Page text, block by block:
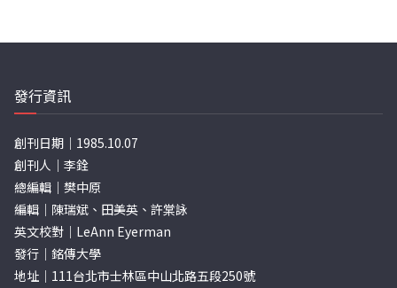
發行資訊
創刊日期｜1985.10.07
創刊人｜李銓
總編輯｜樊中原
編輯｜陳瑞斌、田美英、許棠詠
英文校對｜LeAnn Eyerman
發行｜銘傳大學
地址｜111台北市士林區中山北路五段250號